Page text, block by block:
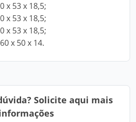
x 53 x 18,5;
x 53 x 18,5;
x 53 x 18,5;
x 50 x 14.
Solicite aqui mais